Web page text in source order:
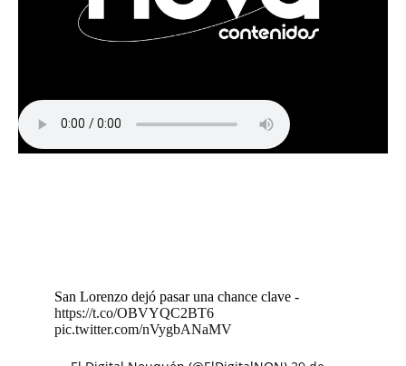
San Lorenzo dejó pasar una chance clave -
https://t.co/OBVYQC2BT6
pic.twitter.com/nVygbANaMV